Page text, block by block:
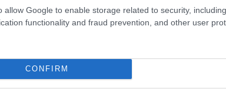
allow Google to enable storage related to security, including
functionality and fraud prevention, and other user
CONFIRM